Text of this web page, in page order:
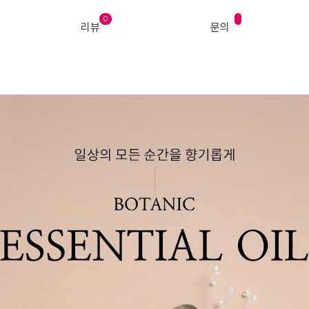
리뷰
0
문의